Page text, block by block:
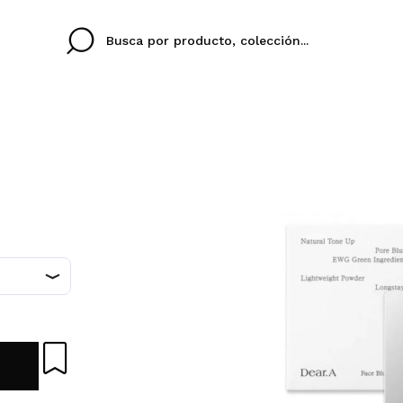
Al crear una cuenta
rápidamente, revisar
anteriores.
IDIOMA ENGLISH
colori